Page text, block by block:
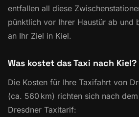
entfallen all diese
pünktlich vor Ihrer Haustür ab und
an Ihr Ziel in Kiel.
Was kostet das Taxi nach Kiel?
Die Kosten für Ihre Taxifahrt von
(ca. 560 km) richten sich nach
Dresdner Taxitarif: